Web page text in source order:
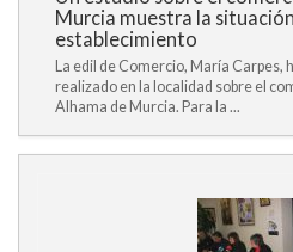
Murcia muestra la
establecimiento
La edil de Comercio, María Carpes,
realizado en la localidad sobre el
Alhama de Murcia. Para la ...